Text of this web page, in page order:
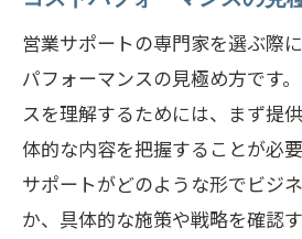
営業サポートの専門家を選ぶ際
パフォーマンスの見極め方です
スを理解するためには、まず提
体的な内容を把握することが必
サポートがどのような形でビジ
か、具体的な施策や戦略を確認